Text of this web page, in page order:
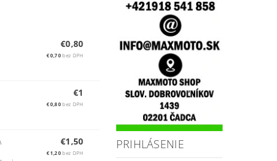
€0,80
€0,70bez DPH
€1
€0,80bez DPH
€1,50
€1,20bez DPH
PRIHLÁSENIE